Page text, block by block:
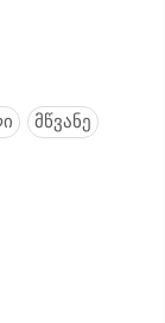
მწვანე